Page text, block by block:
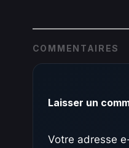
COMMENTAIRES
Laisser un
Votre adresse